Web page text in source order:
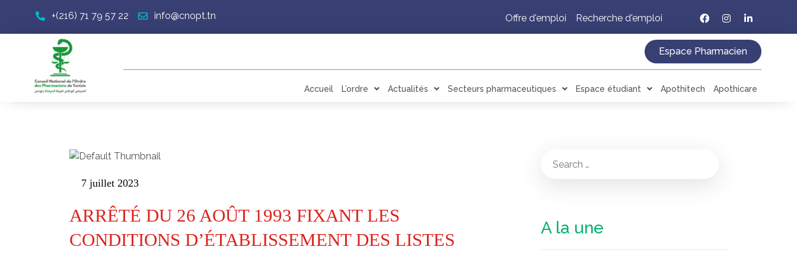
+(216) 71 79 57 22 info@cnopt.tn Offre d'emploi Recherche d'emploi
Espace Pharmacien
Accueil L’ordre Actualités Secteurs pharmaceutiques Espace étudiant Apothitech Apothicare
7 juillet 2023
ARRÊTÉ DU 26 AOÛT 1993 FIXANT LES
CONDITIONS D’ÉTABLISSEMENT DES LISTES
A la une